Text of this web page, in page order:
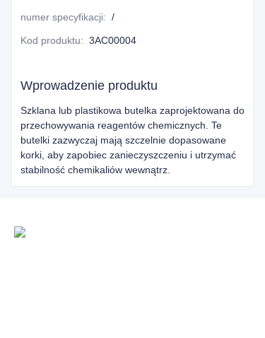
numer specyfikacji: /
Kod produktu: 3AC00004
Wprowadzenie produktu
Szklana lub plastikowa butelka zaprojektowana do
przechowywania reagentów chemicznych. Te
butelki zazwyczaj mają szczelnie dopasowane
korki, aby zapobiec zanieczyszczeniu i utrzymać
stabilność chemikaliów wewnątrz.